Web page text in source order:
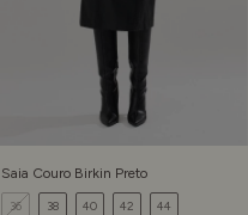
Saia Couro Birkin Preto
36 38 40 42 44